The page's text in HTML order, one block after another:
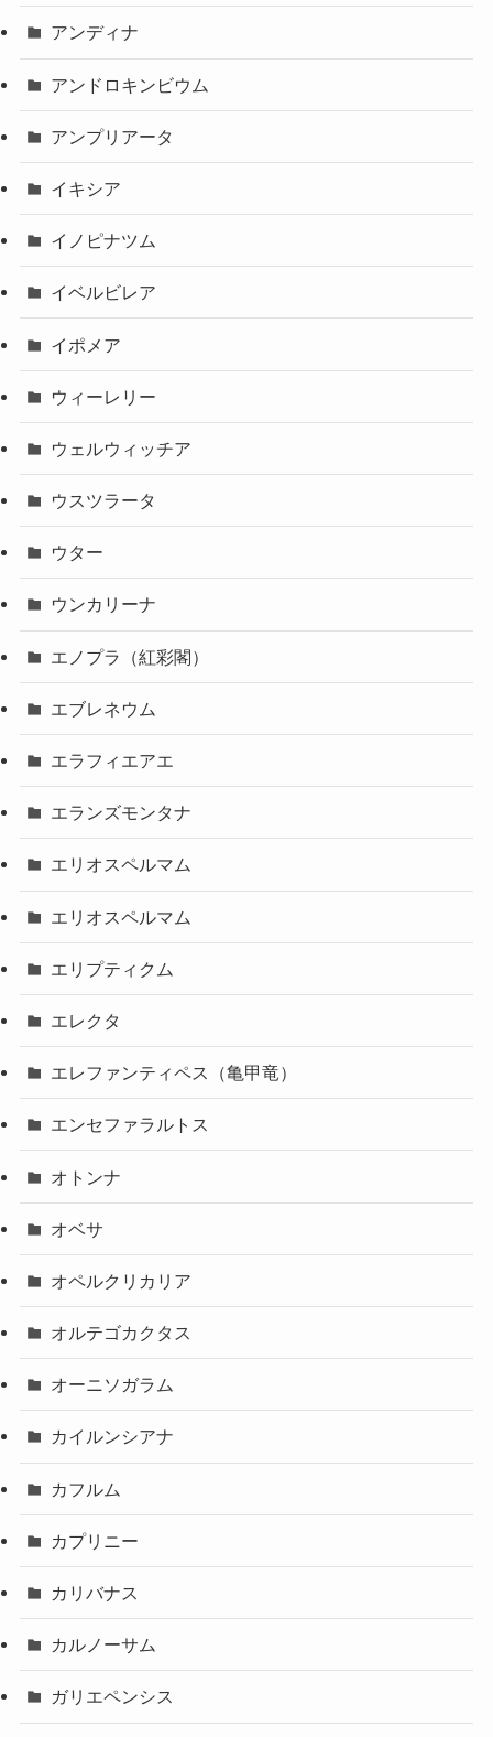
アンディナ
アンドロキンビウム
アンプリアータ
イキシア
イノピナツム
イベルビレア
イポメア
ウィーレリー
ウェルウィッチア
ウスツラータ
ウター
ウンカリーナ
エノプラ（紅彩閣）
エブレネウム
エラフィエアエ
エランズモンタナ
エリオスペルマム
エリオスペルマム
エリプティクム
エレクタ
エレファンティペス（亀甲竜）
エンセファラルトス
オトンナ
オベサ
オペルクリカリア
オルテゴカクタス
オーニソガラム
カイルンシアナ
カフルム
カプリニー
カリバナス
カルノーサム
ガリエペンシス